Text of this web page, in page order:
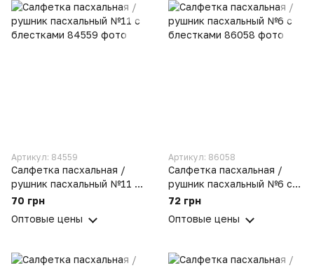
Артикул: 84559
Салфетка пасхальная /
рушник пасхальный №11 с
блестками
70 грн
Оптовые цены
Артикул: 86058
Салфетка пасхальная /
рушник пасхальный №6 с
блестками
72 грн
Оптовые цены